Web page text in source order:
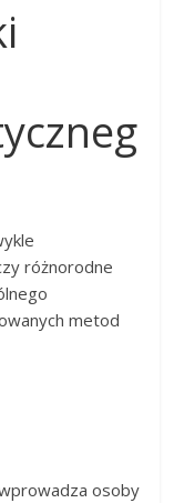
różnorodne
metod
osoby